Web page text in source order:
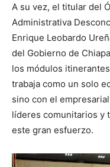
A su vez, el titular del
Administrativa
Enrique Leobardo
del Gobierno de
los módulos
trabaja como un solo
sino con el
líderes comunitarios y
este gran esfuerzo.